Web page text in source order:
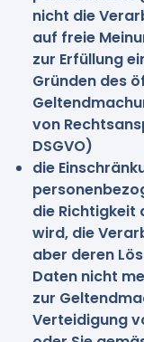
nicht die
auf freie
zur Erfüllung
Gründen des
von
DSGVO)
die
die Richtigkeit
wird, die
aber deren
Daten nicht
zur
Verteidigung